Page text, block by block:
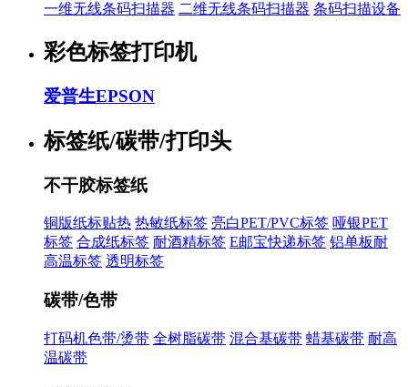
一维无线条码扫描器 二维无线条码扫描器 条码扫描设备
彩色标签打印机
爱普生EPSON
标签纸/碳带/打印头
不干胶标签纸
铜版纸标贴热 热敏纸标签 亮白PET/PVC标签 哑银PET
标签 合成纸标签 耐酒精标签 E邮宝快递标签 铝单板耐
高温标签 透明标签
碳带/色带
打码机色带/烫带 全树脂碳带 混合基碳带 蜡基碳带 耐高
温碳带